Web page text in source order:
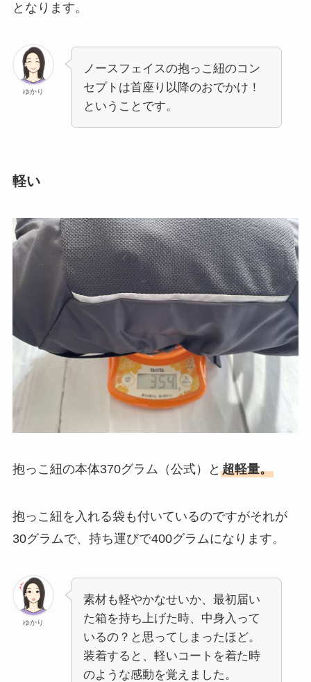
となります。
ゆかり
ノースフェイスの抱っこ紐のコン
セプトは首座り以降のおでかけ！
ということです。
軽い
抱っこ紐の本体370グラム（公式）と 超軽量。
抱っこ紐を入れる袋も付いているのですがそれが
30グラムで、持ち運びで400グラムになります。
ゆかり
素材も軽やかなせいか、最初届い
た箱を持ち上げた時、中身入って
いるの？と思ってしまったほど。
装着すると、軽いコートを着た時
のような感動を覚えました。